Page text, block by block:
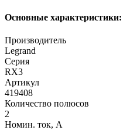
Основные характеристики:
Производитель
Legrand
Серия
RX3
Артикул
419408
Количество полюсов
2
Номин. ток, А